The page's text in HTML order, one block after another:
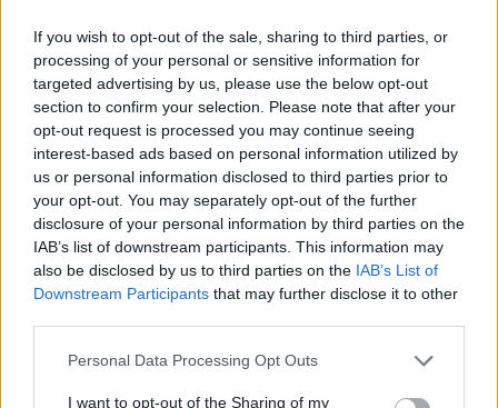
If you wish to opt-out of the sale, sharing to third parties, or
processing of your personal or sensitive information for
targeted advertising by us, please use the below opt-out
section to confirm your selection. Please note that after your
opt-out request is processed you may continue seeing
interest-based ads based on personal information utilized by
us or personal information disclosed to third parties prior to
your opt-out. You may separately opt-out of the further
disclosure of your personal information by third parties on the
IAB’s list of downstream participants. This information may
also be disclosed by us to third parties on the IAB’s List of
Downstream Participants that may further disclose it to other
Please note that this website/app uses one or more Google
not limited to your visit or usage behaviour. You may click to
Personal Data Processing Opt Outs
I want to opt-out of the Sharing of my
hogy az emberek egy jókora részének (sőt bizonyos
életszakaszokban talán mindenkinek) szüksége van
"kultikus" személyekre (popsztár, sportoló,
filmcsillag, aszkéta, az evangéliumot radikálisan
megvalósító emberek...), akik ideálként jelennek meg
és onnantól kezdve, hogy ezekbe a személyekbe,
akármilyen formán is, kapaszkodik valaki, nem
nehéz elképzelnem, hogy minden, ami az immár
idealizált személyhez köthető, akár extrém szinten is
fontossá válik az illető számára. A második aspektus
pedig az, hogy a különböző spirituális (vallási)
hagyományokban időnként felbukkannak olyan
(szentként tisztelt) emberek, akikben a környezetük
sajátos hitelességet érez meg: egyes guruk, csoda
rabbik, lelki mesterek, az evangélium hű követői...
Ezekre az emberekre különösen is figyelnek az adott